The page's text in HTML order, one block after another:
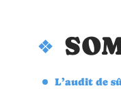
L’audit de